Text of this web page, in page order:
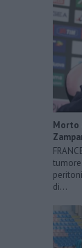
Morto
di...